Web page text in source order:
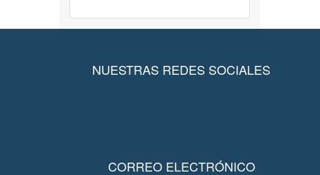
NUESTRAS REDES SOCIALES
CORREO ELECTRÓNICO